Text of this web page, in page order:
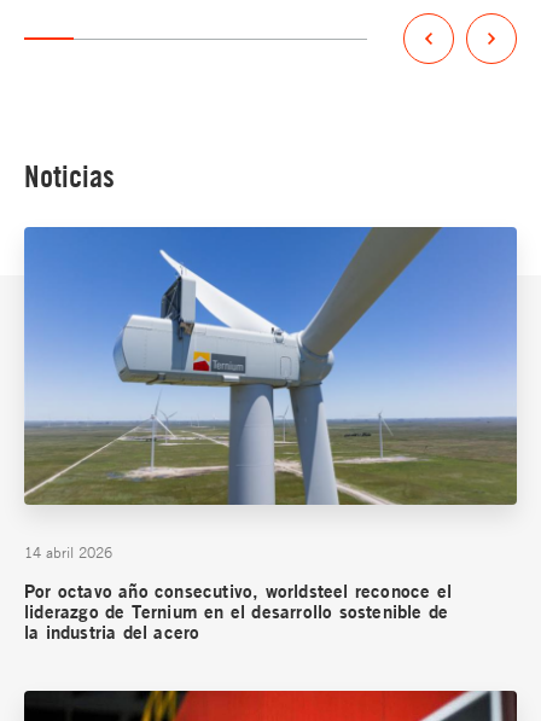
Noticias
14 abril 2026
Por octavo año consecutivo, worldsteel reconoce el
liderazgo de Ternium en el desarrollo sostenible de
la industria del acero